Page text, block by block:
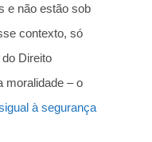
e não estão sob
contexto, só
Direito
moralidade – o
à segurança